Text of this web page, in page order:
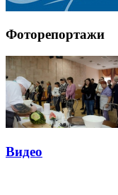
Фоторепортажи
Видео